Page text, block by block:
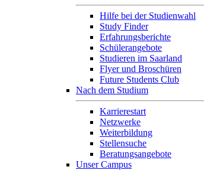
Hilfe bei der Studienwahl
Study Finder
Erfahrungsberichte
Schülerangebote
Studieren im Saarland
Flyer und Broschüren
Future Students Club
Nach dem Studium
Karrierestart
Netzwerke
Weiterbildung
Stellensuche
Beratungsangebote
Unser Campus